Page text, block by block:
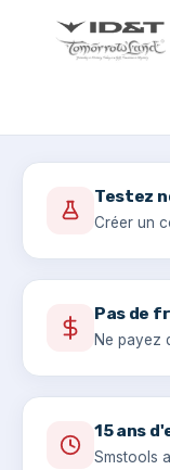
Testez
Créer un
Pas de
Ne payez
15 ans
Smstools